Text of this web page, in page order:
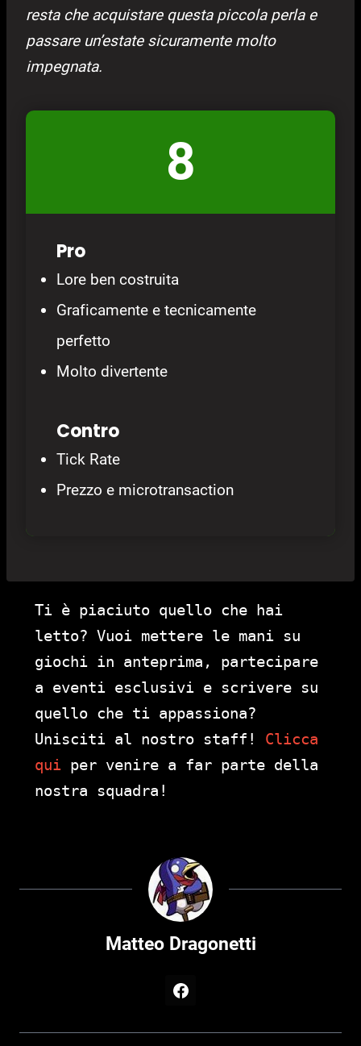
resta che acquistare questa piccola perla e
passare un’estate sicuramente molto
impegnata.
8
Pro
Lore ben costruita
Graficamente e tecnicamente
perfetto
Molto divertente
Contro
Tick Rate
Prezzo e microtransaction
Ti è piaciuto quello che hai
letto? Vuoi mettere le mani su
giochi in anteprima, partecipare
a eventi esclusivi e scrivere su
quello che ti appassiona?
Unisciti al nostro staff! Clicca
qui per venire a far parte della
nostra squadra!
Matteo Dragonetti